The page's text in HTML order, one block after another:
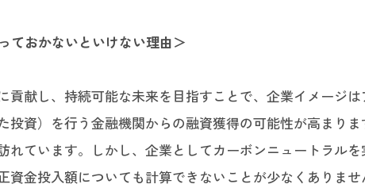
ておかないといけない理由＞
貢献し、持続可能な未来を目指すことで、企業イメージ
投資）を行う金融機関からの融資獲得の可能性が高まり
れています。しかし、企業としてカーボンニュートラル
金投入額についても計算できないことが少なくありませ